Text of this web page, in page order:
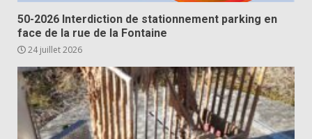
50-2026 Interdiction de stationnement parking en
face de la rue de la Fontaine
24 juillet 2026